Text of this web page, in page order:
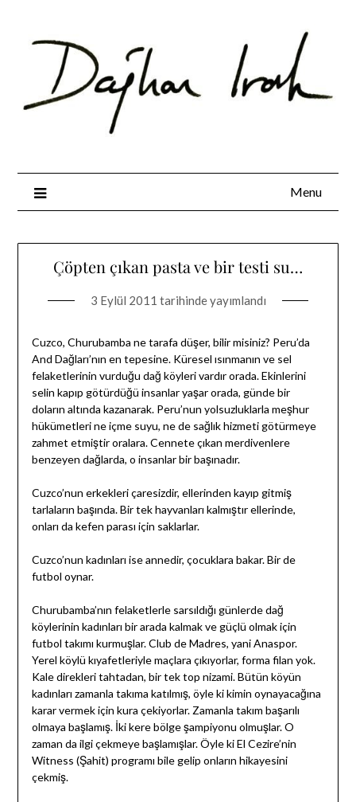
content
Menu
Çöpten çıkan pasta ve bir testi su…
3 Eylül 2011 tarihinde yayımlandı
Cuzco, Churubamba ne tarafa düşer, bilir misiniz? Peru’da
And Dağları’nın en tepesine. Küresel ısınmanın ve sel
felaketlerinin vurduğu dağ köyleri vardır orada. Ekinlerini
selin kapıp götürdüğü insanlar yaşar orada, günde bir
doların altında kazanarak. Peru’nun yolsuzluklarla meşhur
hükümetleri ne içme suyu, ne de sağlık hizmeti götürmeye
zahmet etmiştir oralara. Cennete çıkan merdivenlere
benzeyen dağlarda, o insanlar bir başınadır.
Cuzco’nun erkekleri çaresizdir, ellerinden kayıp gitmiş
tarlaların başında. Bir tek hayvanları kalmıştır ellerinde,
onları da kefen parası için saklarlar.
Cuzco’nun kadınları ise annedir, çocuklara bakar. Bir de
futbol oynar.
Churubamba’nın felaketlerle sarsıldığı günlerde dağ
köylerinin kadınları bir arada kalmak ve güçlü olmak için
futbol takımı kurmuşlar. Club de Madres, yani Anaspor.
Yerel köylü kıyafetleriyle maçlara çıkıyorlar, forma filan yok.
Kale direkleri tahtadan, bir tek top nizami. Bütün köyün
kadınları zamanla takıma katılmış, öyle ki kimin oynayacağına
karar vermek için kura çekiyorlar. Zamanla takım başarılı
olmaya başlamış. İki kere bölge şampiyonu olmuşlar. O
zaman da ilgi çekmeye başlamışlar. Öyle ki El Cezire’nin
Witness (Şahit) programı bile gelip onların hikayesini
çekmiş.